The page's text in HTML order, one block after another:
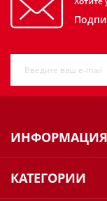
ИНФОРМАЦИЯ
КАТЕГОРИИ